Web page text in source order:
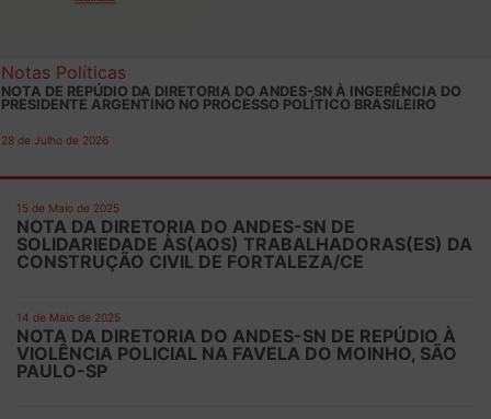
Notas Políticas
NOTA DE REPÚDIO DA DIRETORIA DO ANDES-SN À INGERÊNCIA DO
PRESIDENTE ARGENTINO NO PROCESSO POLÍTICO BRASILEIRO
28 de Julho de 2026
15 de Maio de 2025
NOTA DA DIRETORIA DO ANDES-SN DE
SOLIDARIEDADE ÀS(AOS) TRABALHADORAS(ES) DA
CONSTRUÇÃO CIVIL DE FORTALEZA/CE
14 de Maio de 2025
NOTA DA DIRETORIA DO ANDES-SN DE REPÚDIO À
VIOLÊNCIA POLICIAL NA FAVELA DO MOINHO, SÃO
PAULO-SP